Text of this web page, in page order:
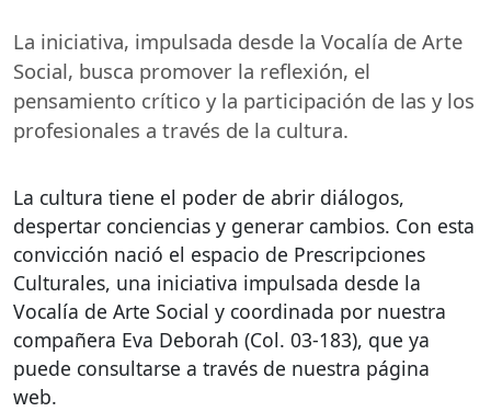
La iniciativa, impulsada desde la Vocalía de Arte
Social, busca promover la reflexión, el
pensamiento crítico y la participación de las y los
profesionales a través de la cultura.
La cultura tiene el poder de abrir diálogos,
despertar conciencias y generar cambios. Con esta
convicción nació el espacio de Prescripciones
Culturales, una iniciativa impulsada desde la
Vocalía de Arte Social y coordinada por nuestra
compañera Eva Deborah (Col. 03-183), que ya
puede consultarse a través de nuestra página
web.